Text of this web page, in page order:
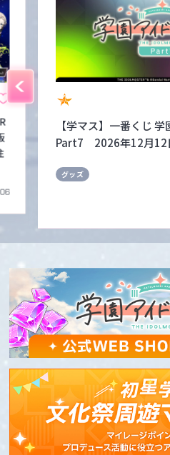
【学マス】一番くじ
Part7 2026年12月12
グッズ